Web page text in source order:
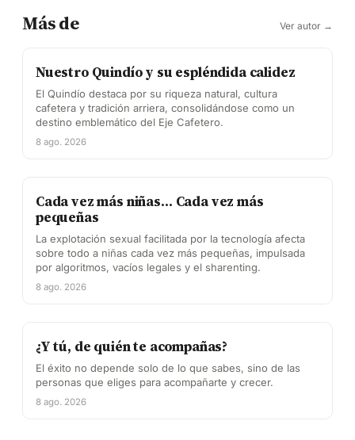
Más de Ver autor →
Nuestro Quindío y su espléndida calidez
El Quindío destaca por su riqueza natural, cultura
cafetera y tradición arriera, consolidándose como un
destino emblemático del Eje Cafetero.
8 ago. 2026
Cada vez más niñas… Cada vez más
pequeñas
La explotación sexual facilitada por la tecnología afecta
sobre todo a niñas cada vez más pequeñas, impulsada
por algoritmos, vacíos legales y el sharenting.
8 ago. 2026
¿Y tú, de quién te acompañas?
El éxito no depende solo de lo que sabes, sino de las
personas que eliges para acompañarte y crecer.
8 ago. 2026